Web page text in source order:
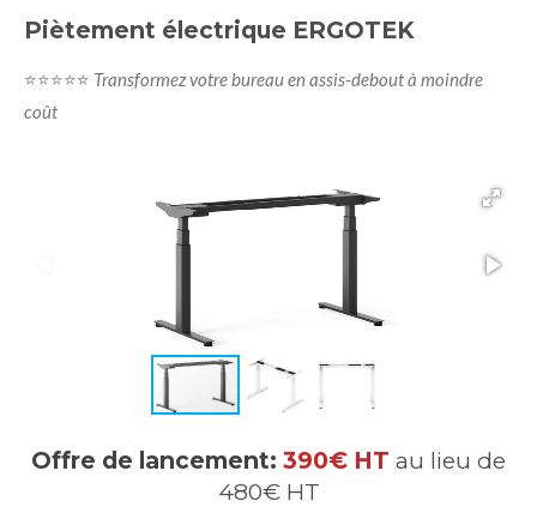
Piètement électrique ERGOTEK
⭐⭐⭐⭐⭐ Transformez votre bureau en assis-debout à moindre
coût
Offre de lancement: 390€ HT au lieu de
480€ HT